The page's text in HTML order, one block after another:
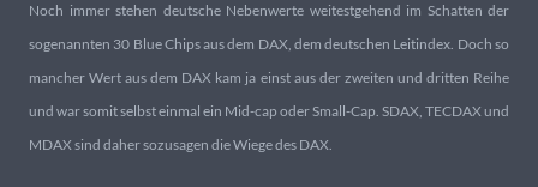
Noch immer stehen deutsche Nebenwerte weitestgehend im Schatten der
sogenannten 30 Blue Chips aus dem DAX, dem deutschen Leitindex. Doch so
mancher Wert aus dem DAX kam ja einst aus der zweiten und dritten Reihe
und war somit selbst einmal ein Mid-cap oder Small-Cap. SDAX, TECDAX und
MDAX sind daher sozusagen die Wiege des DAX.